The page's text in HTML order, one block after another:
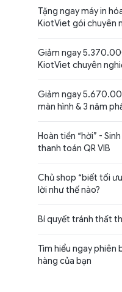
Tặng ngay máy in
KiotViet gói chuyên
Giảm ngay
KiotViet chuyên
Giảm ngay
màn hình & 3 năm
Hoàn tiền “hời” -
thanh toán QR VIB
Chủ shop “biết tối
lời như thế nào?
Bí quyết tránh thất
Tìm hiểu ngay phiên
hàng của bạn